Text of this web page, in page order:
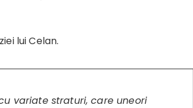
lui Celan.
variate straturi, care uneori